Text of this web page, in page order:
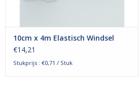
10cm x 4m Elastisch Windsel
€14,21
Stukprijs : €0,71 / Stuk